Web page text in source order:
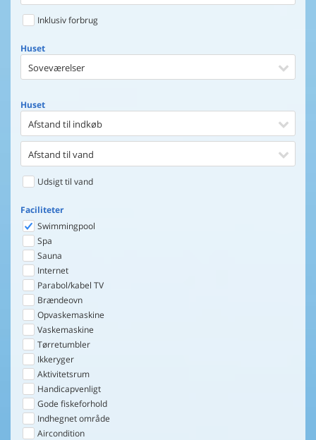
Inklusiv forbrug
Huset
Soveværelser
Huset
Afstand til indkøb
Afstand til vand
Udsigt til vand
Faciliteter
Swimmingpool
Spa
Sauna
Internet
Parabol/kabel TV
Brændeovn
Opvaskemaskine
Vaskemaskine
Tørretumbler
Ikkeryger
Aktivitetsrum
Handicapvenligt
Gode fiskeforhold
Indhegnet område
Aircondition